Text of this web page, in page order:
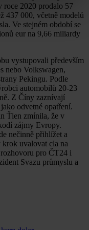
roce 2020 prodalo 57
437 000, včetně modelů
Ve stejném období se
eur na 9,66 miliardy
vystupovali především
nebo Volkswagen,
Pekingu. Podle
automobilů 20-23
Z Číny zaznívají
odvetné opatření.
Ťien zmínila, že v
zájmy Evropy.
nečinně přihlížet a
uvalovat cla na
pro ČT24 i
Svazu průmyslu a